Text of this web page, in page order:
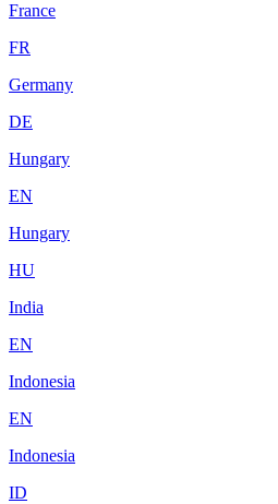
France
FR
Germany
DE
Hungary
EN
Hungary
HU
India
EN
Indonesia
EN
Indonesia
ID